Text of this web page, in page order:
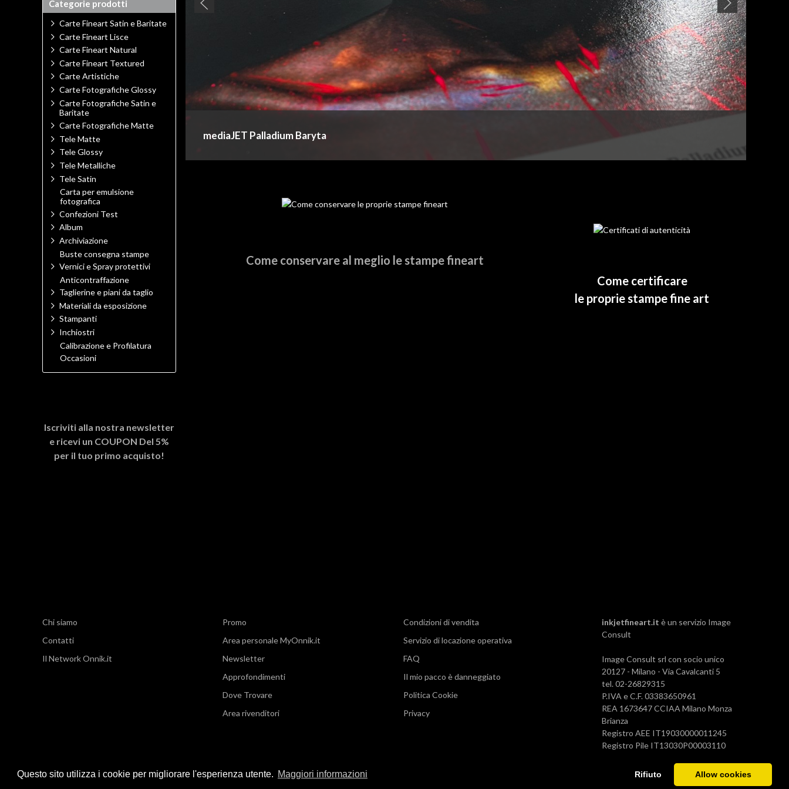
Questo sito utilizza i cookie per migliorare l'esperienza utente. Maggiori informazioni Rifiuto Allow cookies
mediaJET Palladium Baryta
Come conservare al meglio le stampe fineart
Come certificare
le proprie stampe fine art
Categorie prodotti
Carte Fineart Satin e Baritate
Carte Fineart Lisce
Carte Fineart Natural
Carte Fineart Textured
Carte Artistiche
Carte Fotografiche Glossy
Carte Fotografiche Satin e
Baritate
Carte Fotografiche Matte
Tele Matte
Tele Glossy
Tele Metalliche
Tele Satin
Carta per emulsione
fotografica
Confezioni Test
Album
Archiviazione
Buste consegna stampe
Vernici e Spray protettivi
Anticontraffazione
Taglierine e piani da taglio
Materiali da esposizione
Stampanti
Inchiostri
Calibrazione e Profilatura
Occasioni
Iscriviti alla nostra newsletter
e ricevi un COUPON Del 5%
per il tuo primo acquisto!
Chi siamo
Contatti
Il Network Onnik.it
Promo
Area personale MyOnnik.it
Newsletter
Approfondimenti
Dove Trovare
Area rivenditori
Condizioni di vendita
Servizio di locazione operativa
FAQ
Il mio pacco è danneggiato
Politica Cookie
Privacy
inkjetfineart.it è un servizio Image
Consult
Image Consult srl con socio unico
20127 - Milano - Via Cavalcanti 5
tel. 02-26829315
P.IVA e C.F. 03383650961
REA 1673647 CCIAA Milano Monza
Brianza
Registro AEE IT19030000011245
Registro Pile IT13030P00003110